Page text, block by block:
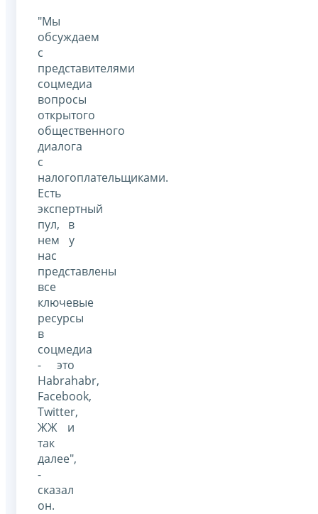
"Мы
обсуждаем
с
представителями
соцмедиа
вопросы
открытого
общественного
диалога
с
налогоплательщиками.
Есть
экспертный
пул, в
нем у
нас
представлены
все
ключевые
ресурсы
в
соцмедиа
- это
Habrahabr,
Facebook,
Twitter,
ЖЖ и
так
далее",
-
сказал
он.